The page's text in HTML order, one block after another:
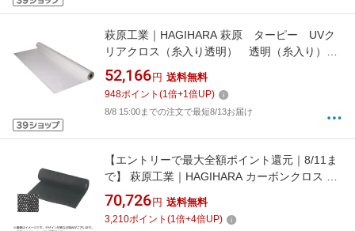
萩原工業｜HAGIHARA 萩原 ターピー UVク
リアクロス（糸入り透明） 透明（糸入り）
1．87m×50m／R UVCC1850
52,166 円 送料無料
948ポイント (1倍+1倍UP)
8/8 15:00までの注文で最短8/13お届け
【エントリーで最大全額ポイント還元｜8/11ま
で】 萩原工業｜HAGIHARA カーボンクロス C-
780 1mx30m ブラック/ホワイト
70,726 円 送料無料
3,210ポイント (1倍+4倍UP)